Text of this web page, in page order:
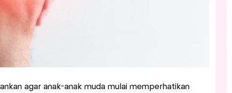
agar anak-anak muda mulai memperhatikan